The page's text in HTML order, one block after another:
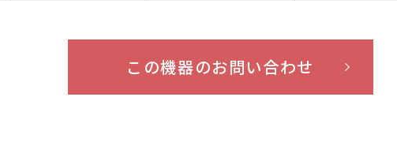
この機器のお問い合わせ